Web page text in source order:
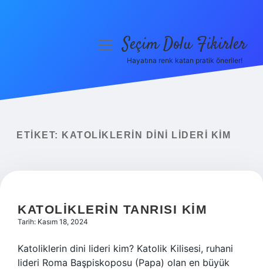
Yasal Uyarı
menüyüSeçim Dolu Fikirler
Hayatına renk katan pratik öneriler!
ETIKET: KATOLIKLERIN DINI LIDERI KIM
KATOLIKLERIN TANRISI KIM
Tarih: Kasım 18, 2024
Katoliklerin dini lideri kim? Katolik Kilisesi, ruhani
lideri Roma Başpiskoposu (Papa) olan en büyük